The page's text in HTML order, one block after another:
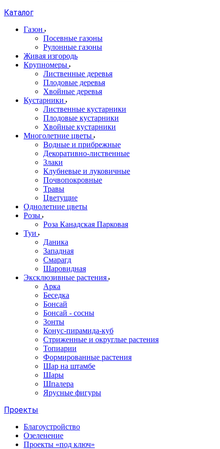
Каталог
Газон
Посевные газоны
Рулонные газоны
Живая изгородь
Крупномеры
Лиственные деревья
Плодовые деревья
Хвойные деревья
Кустарники
Лиственные кустарники
Плодовые кустарники
Хвойные кустарники
Многолетние цветы
Водные и прибрежные
Декоративно-лиственные
Злаки
Клубневые и луковичные
Почвопокровные
Травы
Цветущие
Однолетние цветы
Розы
Роза Канадская Парковая
Туи
Даника
Западная
Смарагд
Шаровидная
Эксклюзивные растения
Арка
Беседка
Бонсай
Бонсай - сосны
Зонты
Конус-пирамида-куб
Стриженные и округлые растения
Топиарии
Формированные растения
Шар на штамбе
Шары
Шпалера
Ярусные фигуры
Проекты
Благоустройство
Озеленение
Проекты «под ключ»